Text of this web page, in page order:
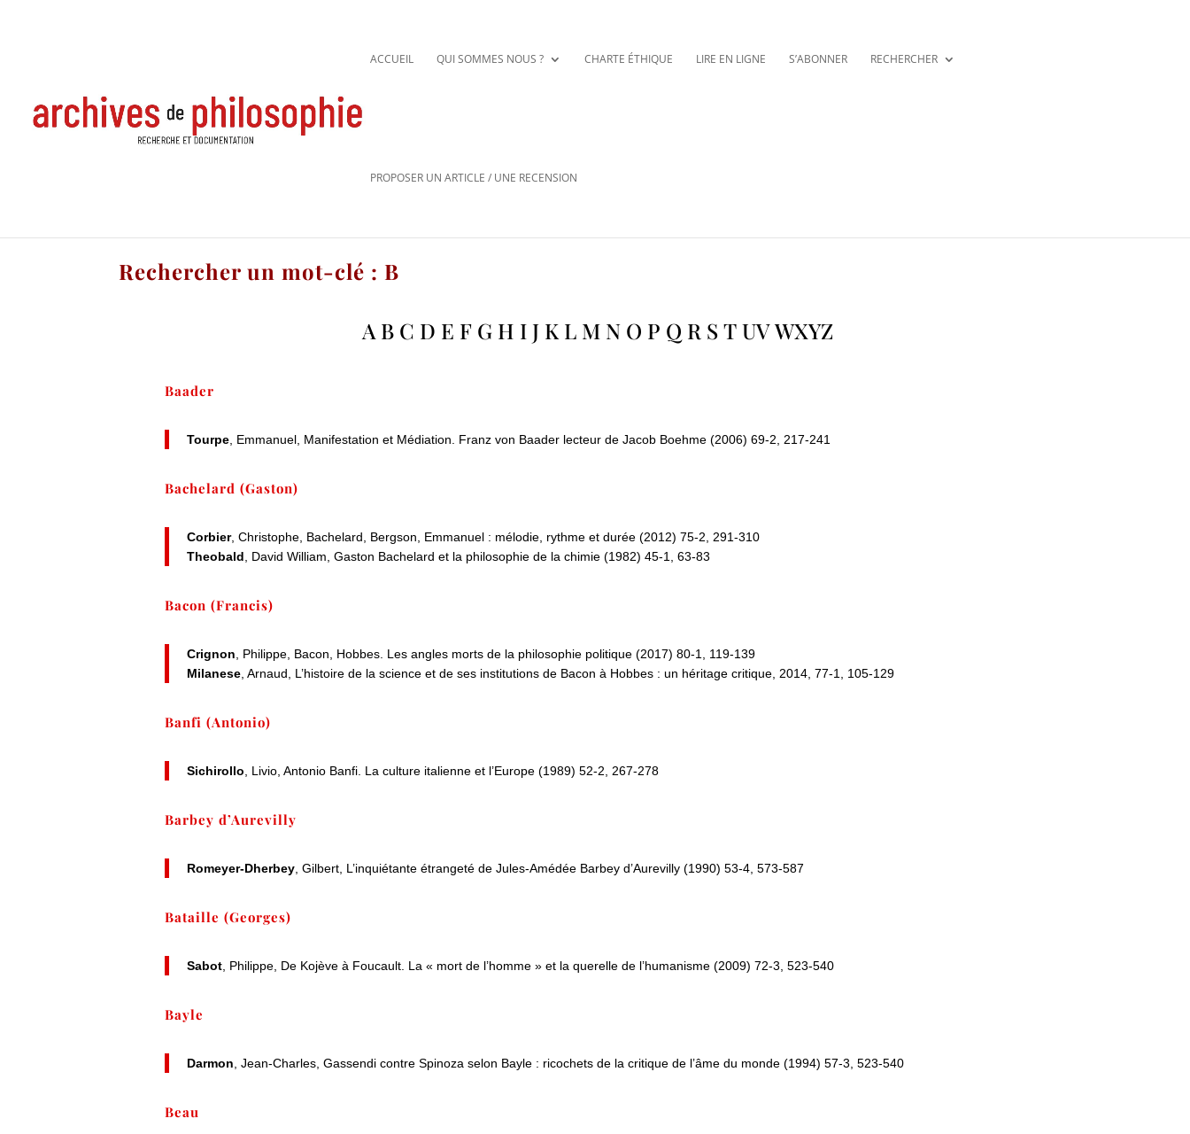
ACCUEIL QUI SOMMES NOUS ? CHARTE ÉTHIQUE LIRE EN LIGNE S’ABONNER RECHERCHER
PROPOSER UN ARTICLE / UNE RECENSION
Rechercher un mot-clé : B
A B C D E F G H IJ K L M N O P Q R STUVWXYZ
Baader
Tourpe, Emmanuel, Manifestation et Médiation. Franz von Baader lecteur de Jacob Boehme (2006) 69-2, 217-241
Bachelard (Gaston)
Corbier, Christophe, Bachelard, Bergson, Emmanuel : mélodie, rythme et durée (2012) 75-2, 291-310
Theobald , David William, Gaston Bachelard et la philosophie de la chimie (1982) 45-1, 63-83
Bacon (Francis)
Crignon , Philippe, Bacon, Hobbes. Les angles morts de la philosophie politique (2017) 80-1, 119-139
Milanese, Arnaud, L’histoire de la science et de ses institutions de Bacon à Hobbes : un héritage critique, 2014, 77-1, 105-129
Banfi (Antonio)
Sichirollo , Livio, Antonio Banfi. La culture italienne et l’Europe (1989) 52-2, 267-278
Barbey d’Aurevilly
Romeyer-Dherbey, Gilbert, L’inquiétante étrangeté de Jules-Amédée Barbey d’Aurevilly (1990) 53-4, 573-587
Bataille (Georges)
Sabot, Philippe, De Kojève à Foucault. La « mort de l’homme » et la querelle de l’humanisme (2009) 72-3, 523-540
Bayle
Darmon , Jean-Charles, Gassendi contre Spinoza selon Bayle : ricochets de la critique de l’âme du monde (1994) 57-3, 523-540
Beau